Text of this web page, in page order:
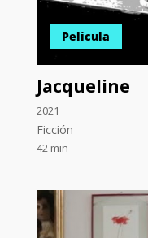
Película
Jacqueline
2021
Ficción
42 min